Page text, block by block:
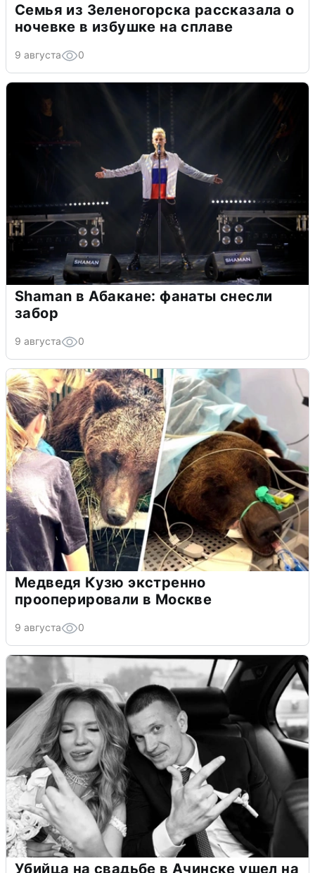
Семья из Зеленогорска рассказала о
ночевке в избушке на сплаве
9 августа 0
Shaman в Абакане: фанаты снесли
забор
9 августа 0
Медведя Кузю экстренно
прооперировали в Москве
9 августа 0
Убийца на свадьбе в Ачинске ушел на